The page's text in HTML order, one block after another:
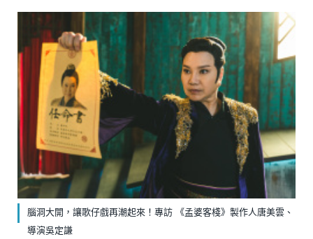
腦洞大開，讓歌仔戲再潮起來！專訪 《孟婆客棧》製作人唐美雲、
導演吳定謙